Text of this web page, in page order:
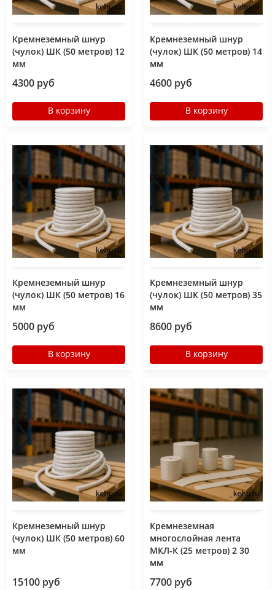
Кремнеземный шнур
(чулок) ШК (50 метров) 12
мм
4300 руб
В корзину
Кремнеземный шнур
(чулок) ШК (50 метров) 14
мм
4600 руб
В корзину
Кремнеземный шнур
(чулок) ШК (50 метров) 16
мм
5000 руб
В корзину
Кремнеземный шнур
(чулок) ШК (50 метров) 35
мм
8600 руб
В корзину
Кремнеземный шнур
(чулок) ШК (50 метров) 60
мм
15100 руб
Кремнеземная
многослойная лента
МКЛ-К (25 метров) 2 30
мм
7700 руб